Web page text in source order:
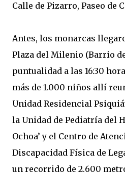
Calle de Pizarro, Paseo de
Antes, los monarcas
Plaza del Milenio (Barrio
puntualidad a las 16:30
más de 1.000 niños allí
Unidad Residencial
la Unidad de Pediatría del
Ochoa’ y el Centro de
Discapacidad Física de
un recorrido de 2.600